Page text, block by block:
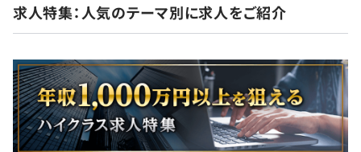
※評価：多面評価、グレードの段階制
社会保険完備（健康保険・厚生年金加入・雇用保険・労災
保険）
関東ITソフトウェア健康保険組合加入
求人特集：人気のテーマ別に求人をご紹介